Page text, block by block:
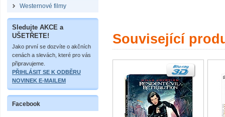
Westernové filmy
Sledujte AKCE a
UŠETŘETE!
Jako první se dozvíte o akčních
cenách a slevách, které pro vás
připravujeme.
PŘIHLÁSIT SE K ODBĚRU
NOVINEK E-MAILEM
Facebook
Související